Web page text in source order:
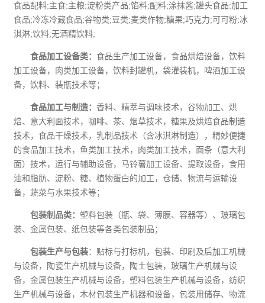
食品配料;主食;主粮;淀粉类产品;馅料;配料;涂抹酱;罐头食品;加工
食品;冷冻冷藏食品;谷物类; 豆类;麦类作物;糖果;巧克力; 可可粉;冰
淇淋;饮料;无酒精饮料;
食品加工设备类：食品生产加工设备，食品烘焙设备，饮料
加工设备，肉类加工设备，饮料封罐机，袋灌装机，啤酒加工设
备，饮料、装瓶技术等；
食品加工与制造：香料、精萃与调味技术，谷物加工、烘
焙、意大利面技术，咖啡、茶、烟草技术，糖果及烘焙食品制造
技术，食品干燥技术，乳制品技术（含冰淇淋制造），精妙便捷
的食品加工技术，鱼类加工技术，肉类加工技术，面条（意大利
面）技术，运行与辅助设备，马铃薯加工设备、提取设备，食用
油和脂肪、淀粉、糖、植物蛋白的加工，仓储、物流与运输设
备，蔬菜与水果技术等；
包装制品类：塑料包装（瓶、袋、薄膜、容器等）、玻璃包
装、金属包装、纸包装等各类包装制品；
包装生产与包装：贴标与打标机，包装、 印刷 及后加工机械
与设备，陶瓷生产机械与设备，陶土包装，玻璃生产机械与设
备，金属包装生产机械与设备，塑料包装生产机械与设备， 纺织
生产机械与设备，木材包装生产机器和设备，包装用储存、物流